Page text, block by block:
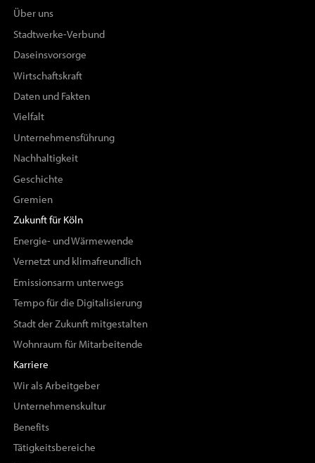
Über uns
Stadtwerke-Verbund
Daseinsvorsorge
Wirtschaftskraft
Daten und Fakten
Vielfalt
Unternehmensführung
Nachhaltigkeit
Geschichte
Gremien
Zukunft für Köln
Energie- und Wärmewende
Vernetzt und klimafreundlich
Emissionsarm unterwegs
Tempo für die Digitalisierung
Stadt der Zukunft mitgestalten
Wohnraum für Mitarbeitende
Karriere
Wir als Arbeitgeber
Unternehmenskultur
Benefits
Tätigkeitsbereiche